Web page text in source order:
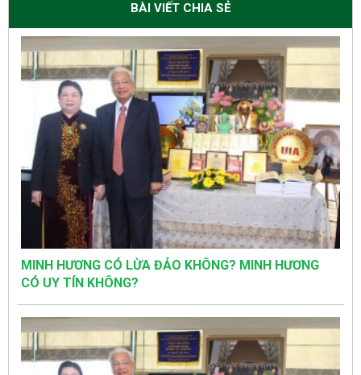
BÀI VIẾT CHIA SẺ
MINH HƯƠNG CÓ LỪA ĐẢO KHÔNG? MINH HƯƠNG
CÓ UY TÍN KHÔNG?